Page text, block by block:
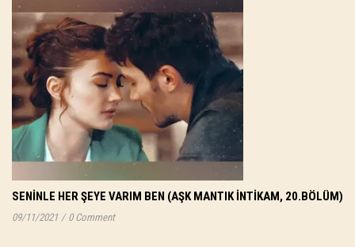
SENINLE HER ŞEYE VARIM BEN (AŞK MANTIK İNTIKAM, 20.BÖLÜM)
09/11/2021 / 0 Comment